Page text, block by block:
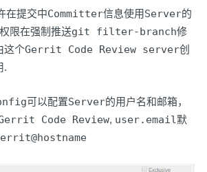
在提交中Committer信息使用Server的
限在强制推送git filter-branch修
这个Gerrit Code Review server创
.
可以配置Server的用户名和邮箱，
Code Review, user.email默